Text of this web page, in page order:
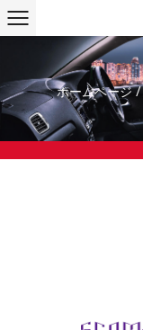
ホームページ/